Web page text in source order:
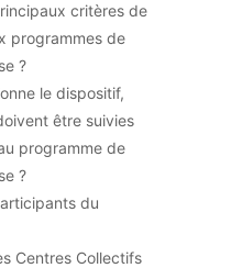
critères de
programmes de
?
le dispositif,
être suivies
programme de
?
du
Centres Collectifs